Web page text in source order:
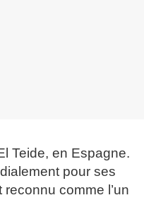
Teide, en Espagne.
pour ses
comme l’un